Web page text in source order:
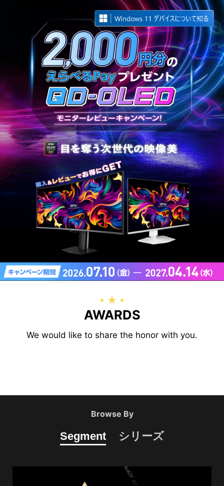
AWARDS
We would like to share the honor with you.
Browse By
Segment シリーズ